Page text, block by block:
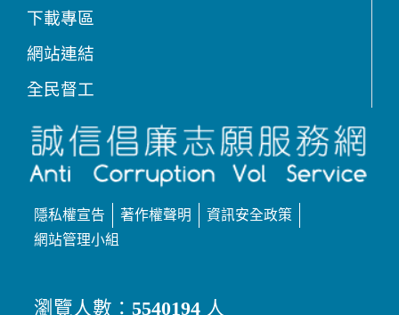
下載專區
網站連結
全民督工
隱私權宣告 著作權聲明
資訊安全政策
網站管理小組
瀏覽人數： 5540194 人